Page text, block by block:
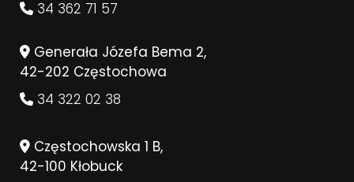
34 362 71 57
Generała Józefa Bema 2,
42-202 Częstochowa
34 322 02 38
Częstochowska 1 B,
42-100 Kłobuck